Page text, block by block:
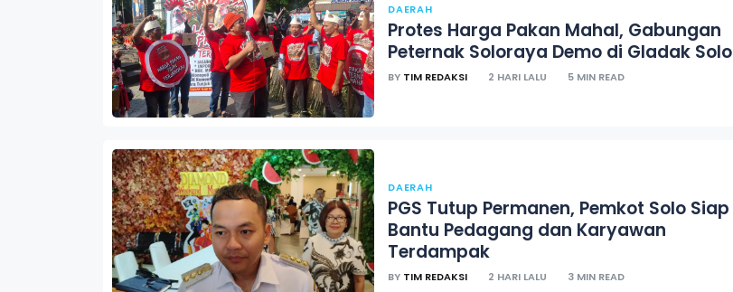
DAERAH
Protes Harga Pakan Mahal, Gabungan
Peternak Soloraya Demo di Gladak Solo
BY TIM REDAKSI 2 HARI LALU 5 MIN READ
DAERAH
PGS Tutup Permanen, Pemkot Solo Siap
Bantu Pedagang dan Karyawan
Terdampak
BY TIM REDAKSI 2 HARI LALU 3 MIN READ